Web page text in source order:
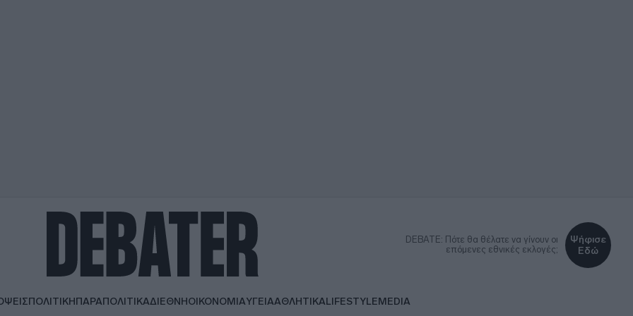
DEBATE: Πότε θα θέλατε να γίνουν οι
επόμενες εθνικές εκλογές;
Ψήφισε
Εδώ
ΠΟΛΙΤΙΚΗΠΑΡΑΠΟΛΙΤΙΚΑΔΙΕΘΝΗΟΙΚΟΝΟΜΙΑΥΓΕΙΑΑΘΛΗΤΙΚΑLIFESTYLEMEDIA